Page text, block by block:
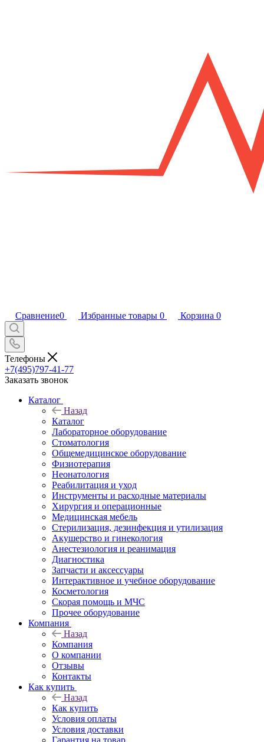
Сравнение0 Избранные товары 0 Корзина 0
Телефоны
+7(495)797-41-77
Заказать звонок
Каталог
Назад
Каталог
Лабораторное оборудование
Стоматология
Общемедицинское оборудование
Физиотерапия
Неонатология
Реабилитация и уход
Инструменты и расходные материалы
Хирургия и операционные
Медицинская мебель
Стерилизация, дезинфекция и утилизация
Акушерство и гинекология
Анестезиология и реанимация
Диагностика
Запчасти и аксессуары
Интерактивное и учебное оборудование
Косметология
Скорая помощь и МЧС
Прочее оборудование
Компания
Назад
Компания
О компании
Отзывы
Контакты
Как купить
Назад
Как купить
Условия оплаты
Условия доставки
Гарантия на товар